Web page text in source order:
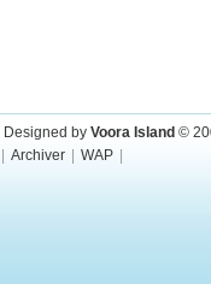
Designed by Voora Island ©
Archiver WAP